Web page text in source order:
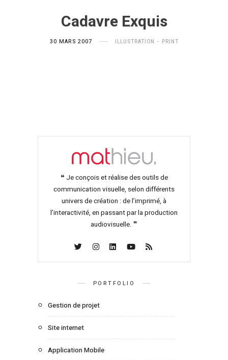
Cadavre Exquis
30 MARS 2007 ILLUSTRATION PRINT
❝ Je conçois et réalise des outils de
communication visuelle, selon différents
univers de création : de l’imprimé, à
l’interactivité, en passant par la production
audiovisuelle. ❞
PORTFOLIO
Gestion de projet
Site internet
Application Mobile